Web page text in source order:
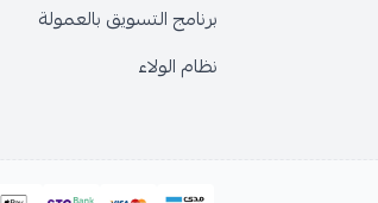
برنامج التسويق بالعمولة
نظام الولاء